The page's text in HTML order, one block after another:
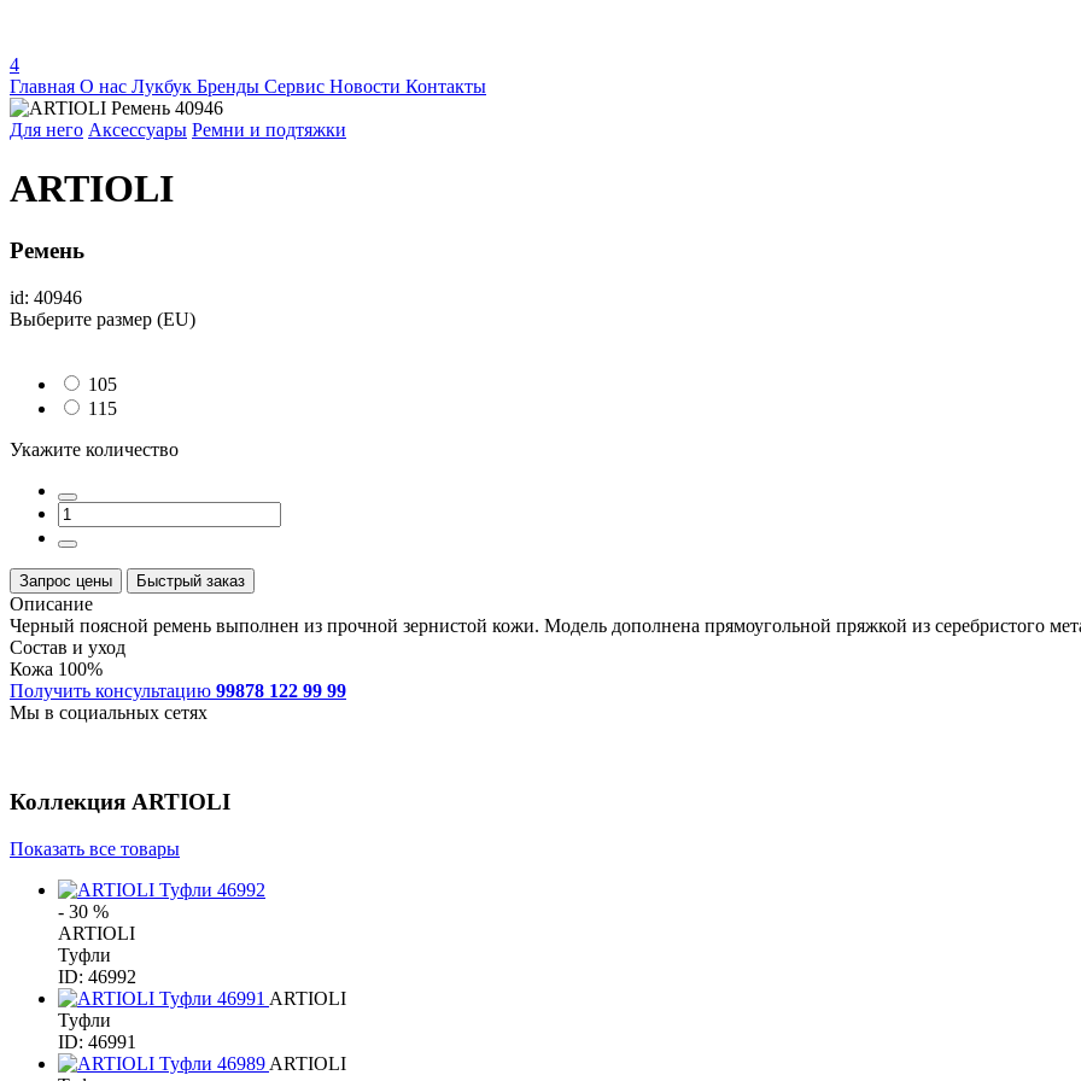
4
Главная О нас Лукбук Бренды Сервис Новости Контакты
Для него Аксессуары Ремни и подтяжки
ARTIOLI
Ремень
id: 40946
Выберите размер (EU)
105
115
Укажите количество
Запрос цены Быстрый заказ
Описание
Черный поясной ремень выполнен из прочной зернистой кожи. Модель дополнена прямоугольной пряжкой из серебристого
Состав и уход
Кожа 100%
Получить консультацию 99878 122 99 99
Мы в социальных сетях
Коллекция ARTIOLI
Показать все товары
- 30 %
ARTIOLI
Туфли
ID: 46992
ARTIOLI
Туфли
ID: 46991
ARTIOLI